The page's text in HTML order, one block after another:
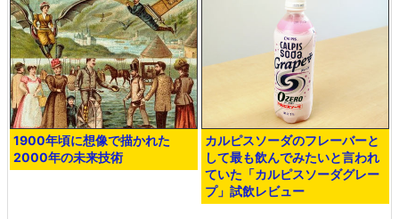
1900年頃に想像で描かれた
2000年の未来技術
カルピスソーダのフレーバーと
して最も飲んでみたいと言われ
ていた「カルピスソーダグレー
プ」試飲レビュー